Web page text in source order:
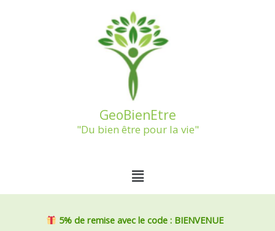
GeoBienEtre
"Du bien être pour la vie"
Menu
5% de remise avec le code : BIENVENUE